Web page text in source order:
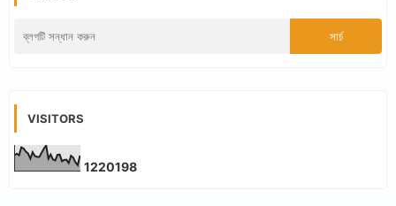
VISITORS
1220198